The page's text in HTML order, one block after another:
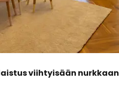
viihtyisään nurkkaan